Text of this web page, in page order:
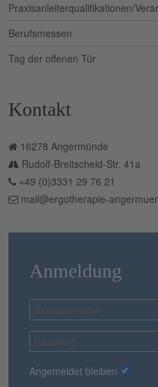
Praxisanleiterqualifikationen/
Berufsmessen
Tag der offenen Tür
Kontakt
16278 Angermünde
Rudolf-Breitscheid-Str. 41a
+49 (0)3331 29 76 21
mail@ergotherapie-
Anmeldung
Angemeldet bleiben